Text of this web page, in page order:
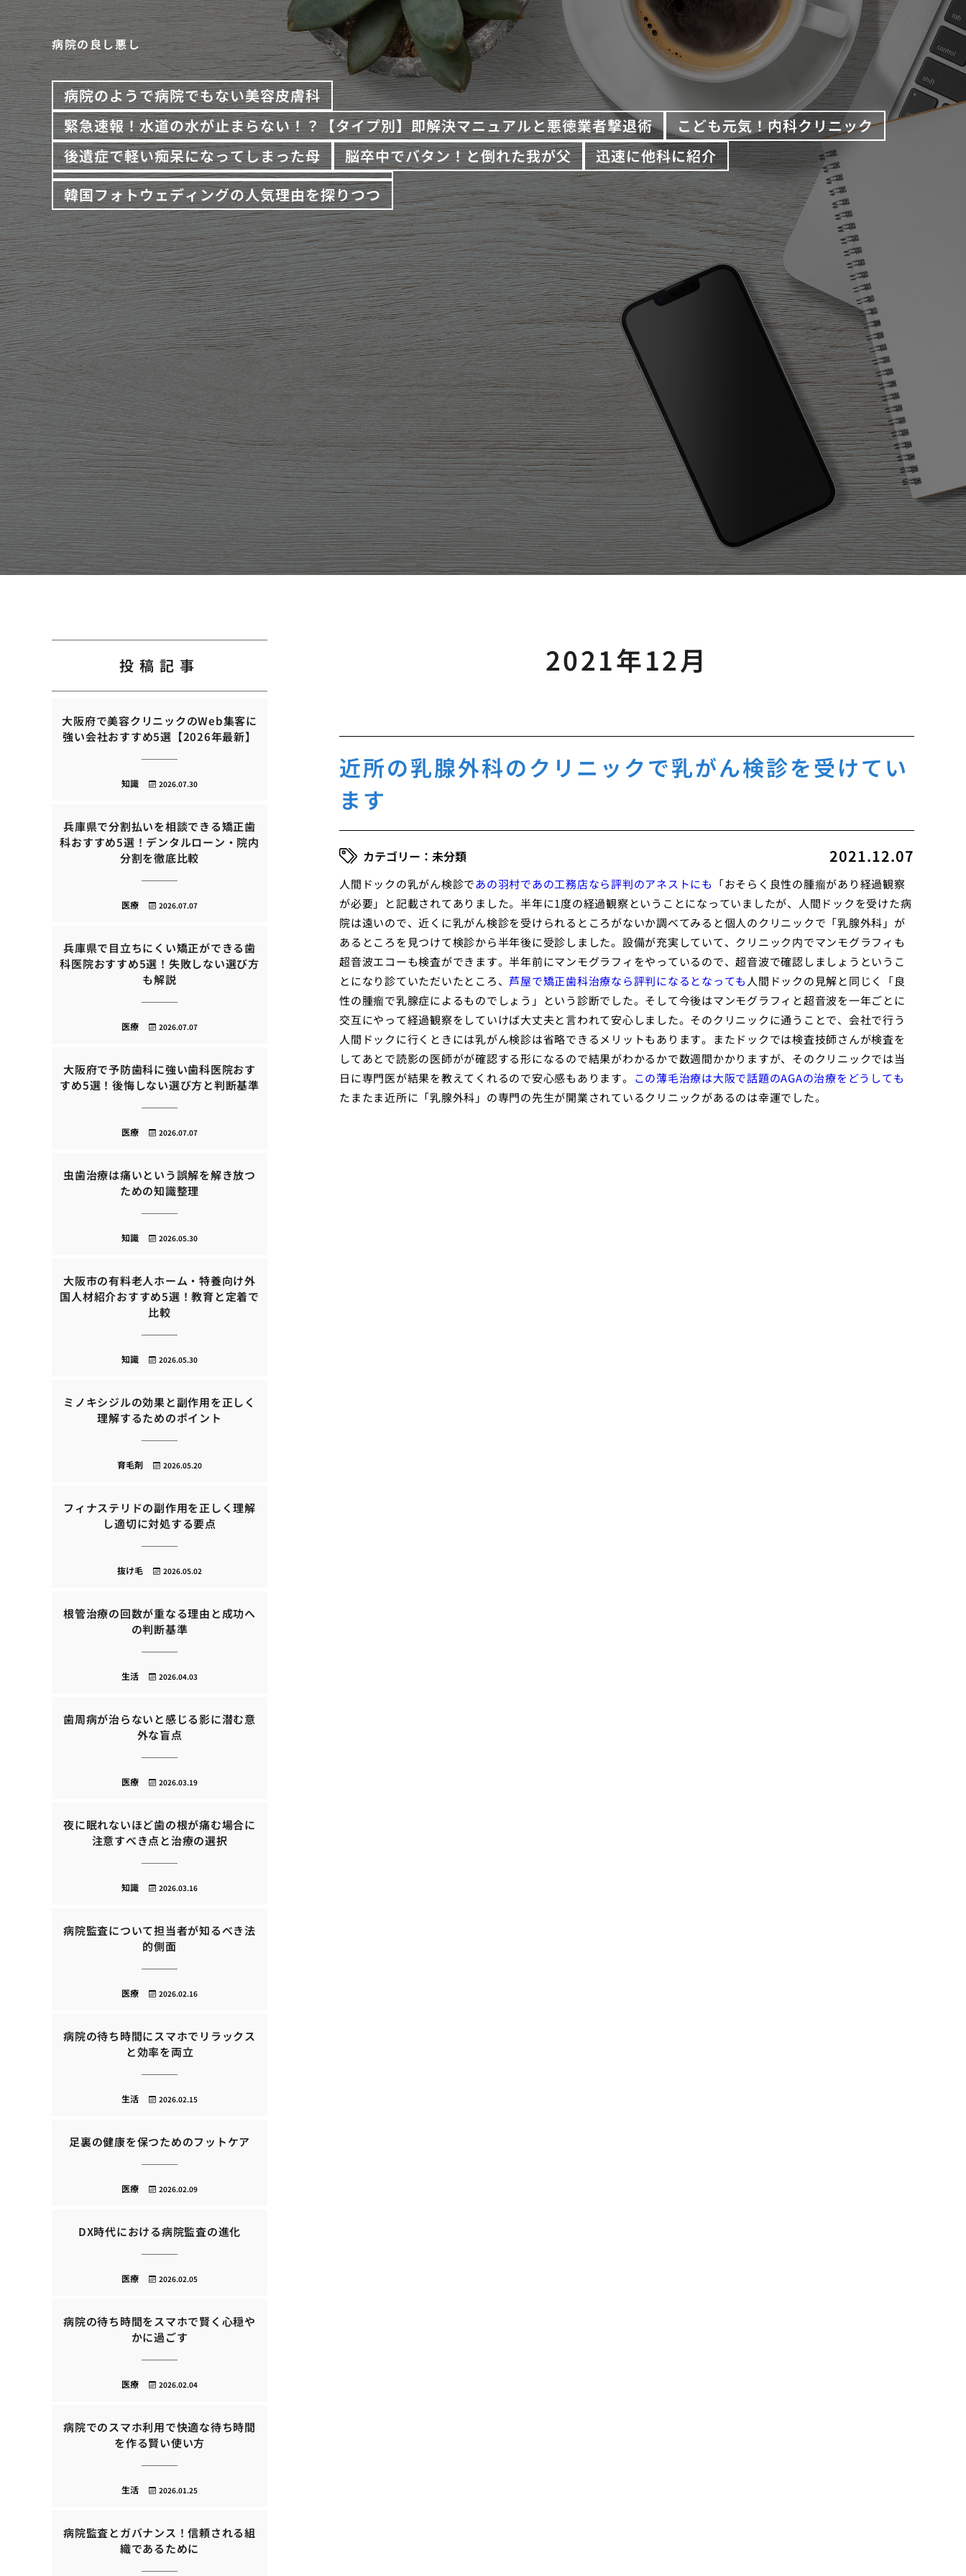
病院の良し悪し
病院のようで病院でもない美容皮膚科
緊急速報！水道の水が止まらない！？【タイプ別】即解決マニュアルと悪徳業者撃退術
こども元気！内科クリニック
後遺症で軽い痴呆になってしまった母
脳卒中でバタン！と倒れた我が父
迅速に他科に紹介
韓国フォトウェディングの人気理由を探りつつ
2021年12月
近所の乳腺外科のクリニックで乳がん検診を受けてい
ます
2021.12.07
未分類
人間ドックの乳がん検診であの羽村であの工務店なら評判のアネストにも 「おそらく良性の腫瘤があり経過観察
が必要」と記載されてありました。半年に1度の経過観察ということになっていましたが、人間ドックを受けた病
院は遠いので、近くに乳がん検診を受けられるところがないか調べてみると個人のクリニックで「乳腺外科」が
あるところを見つけて検診から半年後に受診しました。設備が充実していて、クリニック内でマンモグラフィも
超音波エコーも検査ができます。半年前にマンモグラフィをやっているので、超音波で確認しましょうというこ
とになり診ていただいたところ、 芦屋で矯正歯科治療なら評判になるとなっても 人間ドックの見解と同じく「良
性の腫瘤で乳腺症によるものでしょう」という診断でした。そして今後はマンモグラフィと超音波を一年ごとに
交互にやって経過観察をしていけば大丈夫と言われて安心しました。そのクリニックに通うことで、会社で行う
人間ドックに行くときには乳がん検診は省略できるメリットもあります。またドックでは検査技師さんが検査を
してあとで読影の医師がが確認する形になるので結果がわかるかで数週間かかりますが、そのクリニックでは当
日に専門医が結果を教えてくれるので安心感もあります。 この薄毛治療は大阪で話題のAGAの治療をどうしても
たまたま近所に「乳腺外科」の専門の先生が開業されているクリニックがあるのは幸運でした。
投稿記事
大阪府で美容クリニックのWeb集客に
強い会社おすすめ5選【2026年最新】
2026.07.30
知識
兵庫県で分割払いを相談できる矯正歯
科おすすめ5選！デンタルローン・院内
分割を徹底比較
2026.07.07
医療
兵庫県で目立ちにくい矯正ができる歯
科医院おすすめ5選！失敗しない選び方
も解説
2026.07.07
医療
大阪府で予防歯科に強い歯科医院おす
すめ5選！後悔しない選び方と判断基準
2026.07.07
医療
虫歯治療は痛いという誤解を解き放つ
ための知識整理
2026.05.30
知識
大阪市の有料老人ホーム・特養向け外
国人材紹介おすすめ5選！教育と定着で
比較
2026.05.30
知識
ミノキシジルの効果と副作用を正しく
理解するためのポイント
2026.05.20
育毛剤
フィナステリドの副作用を正しく理解
し適切に対処する要点
2026.05.02
抜け毛
根管治療の回数が重なる理由と成功へ
の判断基準
2026.04.03
生活
歯周病が治らないと感じる影に潜む意
外な盲点
2026.03.19
医療
夜に眠れないほど歯の根が痛む場合に
注意すべき点と治療の選択
2026.03.16
知識
病院監査について担当者が知るべき法
的側面
2026.02.16
医療
病院の待ち時間にスマホでリラックス
と効率を両立
2026.02.15
生活
足裏の健康を保つためのフットケア
2026.02.09
医療
DX時代における病院監査の進化
2026.02.05
医療
病院の待ち時間をスマホで賢く心穏や
かに過ごす
2026.02.04
医療
病院でのスマホ利用で快適な待ち時間
を作る賢い使い方
2026.01.25
生活
病院監査とガバナンス！信頼される組
織であるために